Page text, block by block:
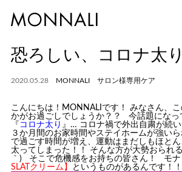
恐ろしい、コロナ太り
2020.05.28 MONNALI サロン様専用ケア
こんにちは！MONNALIです！ みなさん、
かがお過ごしでしょうか？？ 今話題になっ
『 コロナ太り 』… コロナ禍で外出自粛が続
３か月間のお家時間やステイホームが強い
で過ごす時間が増え、運動はまだしもほと
太ってしまった！！ そんな方が大勢おられ
｀) そこで危機感をお持ちの皆さん！ モナ
SLATクリーム】
というものがあるんです！！